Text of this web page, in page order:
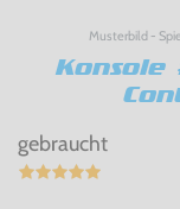
Musterbild -
Konsole
gebraucht